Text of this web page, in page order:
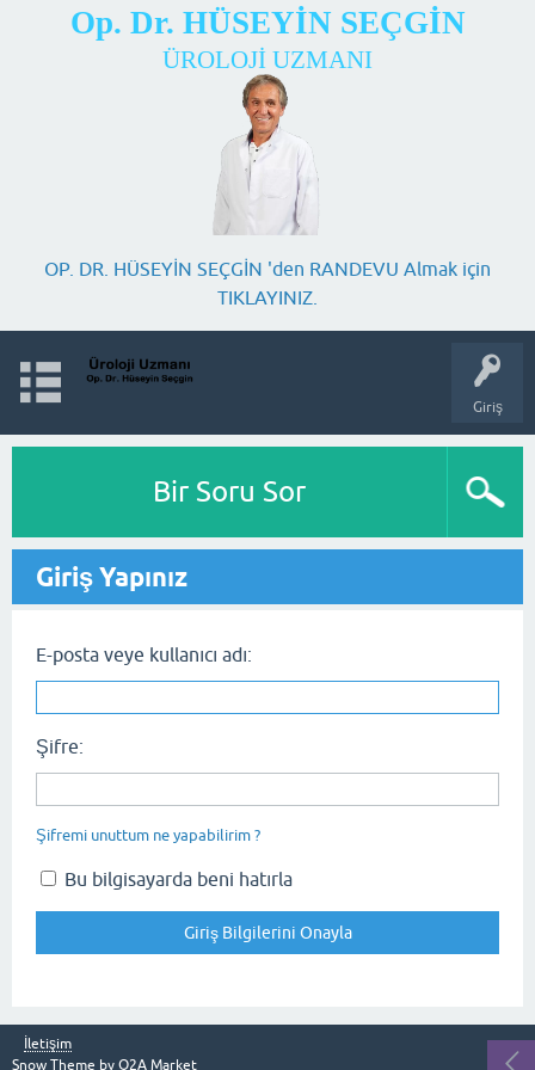
Op. Dr. HÜSEYİN SEÇGİN
ÜROLOJİ UZMANI
OP. DR. HÜSEYİN SEÇGİN 'den RANDEVU Almak için
TIKLAYINIZ.
Giriş
Bir Soru Sor
Giriş Yapınız
E-posta veye kullanıcı adı:
Şifre:
Şifremi unuttum ne yapabilirim ?
Bu bilgisayarda beni hatırla
İletişim
Snow Theme by Q2A Market